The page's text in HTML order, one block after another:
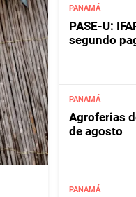
PANAMÁ
PASE-U:
segundo
PANAMÁ
Agroferias
de agosto
PANAMÁ